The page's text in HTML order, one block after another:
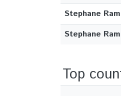
Stephane
Stephane
Top